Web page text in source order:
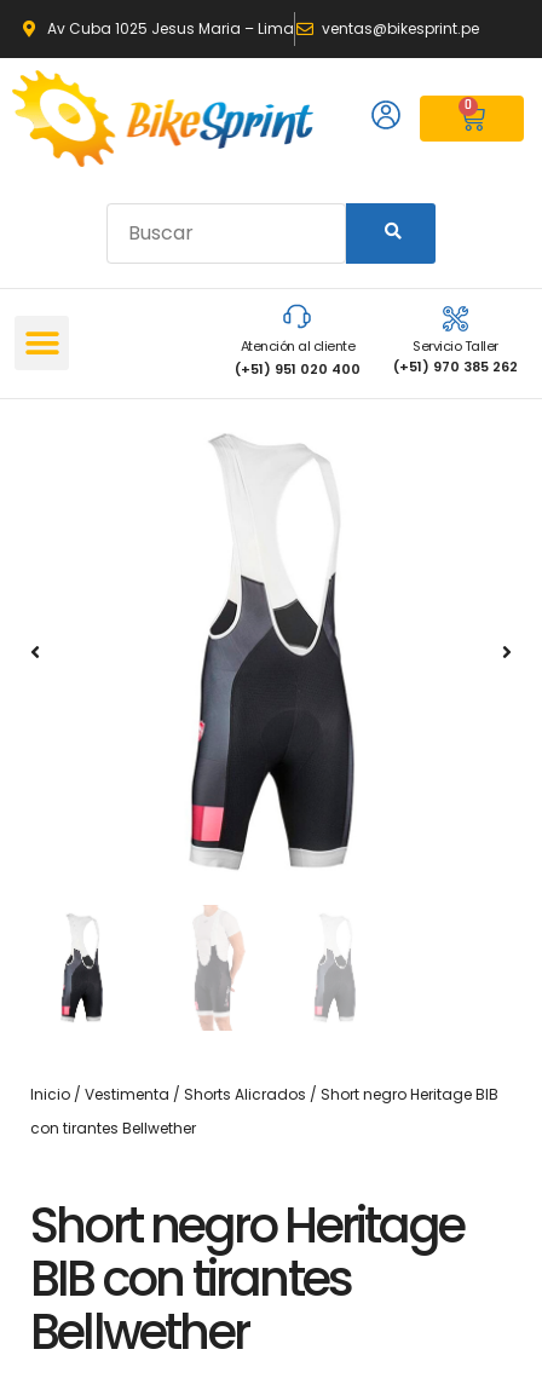
Av Cuba 1025 Jesus Maria – Lima ventas@bikesprint.pe
0
Atención al cliente
(+51) 951 020 400
Servicio Taller
(+51) 970 385 262
Inicio / Vestimenta / Shorts Alicrados / Short negro Heritage BIB
con tirantes Bellwether
Short negro Heritage
BIB con tirantes
Bellwether